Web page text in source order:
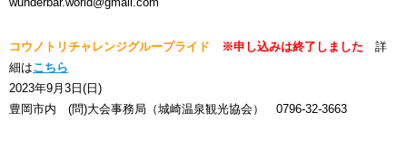
コウノトリチャレンジグループライド ※申し込みは終了しました 詳
細はこちら
2023年9月3日(日)
豊岡市内 (問)大会事務局（城崎温泉観光協会） 0796-32-3663